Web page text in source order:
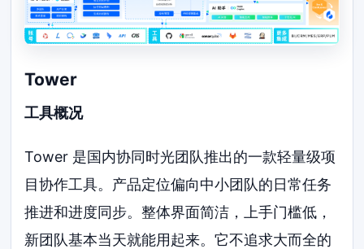
Tower
工具概况
Tower 是国内协同时光团队推出的一款轻量级项
目协作工具。产品定位偏向中小团队的日常任务
推进和进度同步。整体界面简洁，上手门槛低，
新团队基本当天就能用起来。它不追求大而全的